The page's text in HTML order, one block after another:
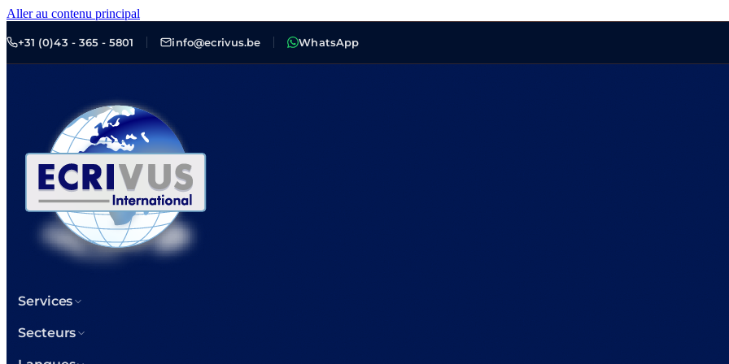
Aller au contenu principal
+31 (0)43 - 365 - 5801 info@ecrivus.be WhatsApp
Services
Secteurs